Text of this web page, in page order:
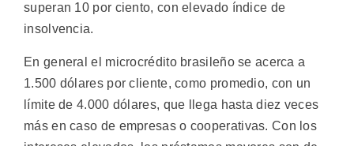
superan 10 por ciento, con elevado índice de
insolvencia.
En general el microcrédito brasileño se acerca a
1.500 dólares por cliente, como promedio, con un
límite de 4.000 dólares, que llega hasta diez veces
más en caso de empresas o cooperativas. Con los